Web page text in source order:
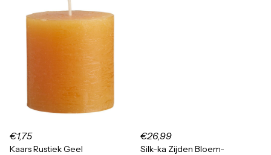
€1,75
Kaars Rustiek Geel
€26,99
Silk-ka Zijden Bloem-